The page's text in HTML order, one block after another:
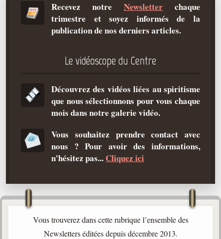
La doctrine Spirite
Qu'est-ce que c'est ?
Les bases du spiritisme
Philosophie
La doctrine d'Allan Kardec
Esprits
Les hommes
Les fondateurs
Allan Kardec
Recevez notre Newsletter chaque
trimestre et soyez informés de la
publication de nos derniers articles.
Le vidéoscope du Centre
Découvrez des vidéos liées au spiritisme
que nous sélectionnons pour vous chaque
mois dans notre galerie vidéo.
Vous souhaitez prendre contact avec
nous ? Pour avoir des informations,
n'hésitez pas... Cliquez ici
Vous trouverez dans cette rubrique l’ensemble des
Newsletters éditées depuis décembre 2013.